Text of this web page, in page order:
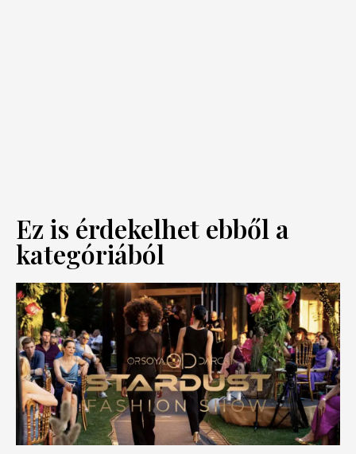
Ez is érdekelhet ebből a
kategóriából